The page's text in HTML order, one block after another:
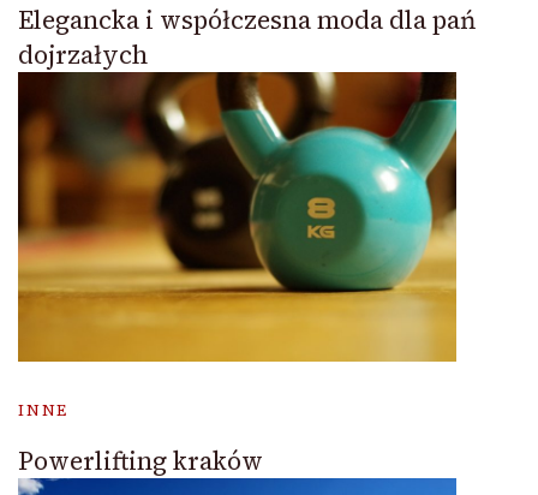
Elegancka i współczesna moda dla pań
dojrzałych
INNE
Powerlifting kraków